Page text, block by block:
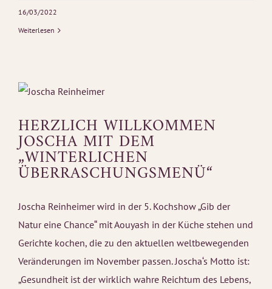
16/03/2022
Weiterlesen
HERZLICH WILLKOMMEN
JOSCHA MIT DEM
„WINTERLICHEN
ÜBERRASCHUNGSMENÜ“
Joscha Reinheimer wird in der 5. Kochshow „Gib der
Natur eine Chance“ mit Aouyash in der Küche stehen und
Gerichte kochen, die zu den aktuellen weltbewegenden
Veränderungen im November passen. Joscha‘s Motto ist:
„Gesundheit ist der wirklich wahre Reichtum des Lebens,